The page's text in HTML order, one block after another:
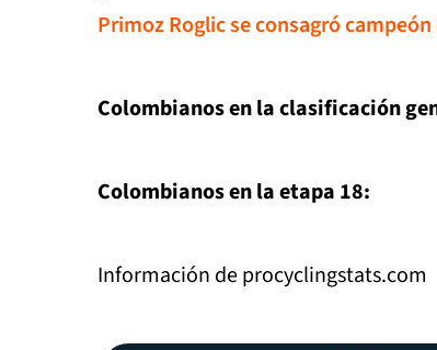
Primoz Roglic se consagró
Colombianos en la clasificación
Colombianos en la etapa 18:
Información de procyclingstats.com